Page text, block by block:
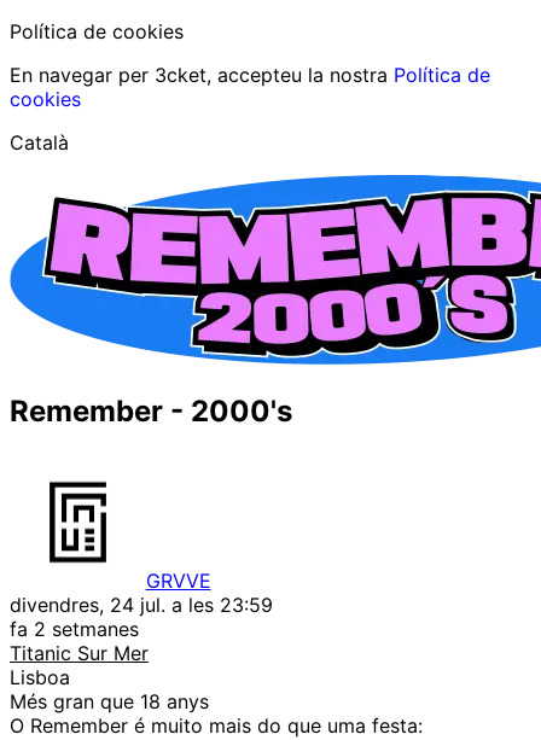
Política de cookies
En navegar per 3cket, accepteu la nostra Política de
cookies
Català
Remember - 2000's
GRVVE
divendres, 24 jul. a les 23:59
fa 2 setmanes
Titanic Sur Mer
Lisboa
Més gran que 18 anys
O Remember é muito mais do que uma festa: